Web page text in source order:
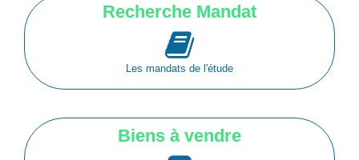
Recherche Mandat
Les mandats de l'étude
Biens à vendre